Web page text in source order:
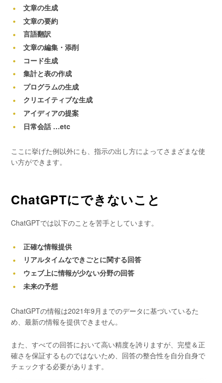
文章の生成
文章の要約
言語翻訳
文章の編集・添削
コード生成
集計と表の作成
プログラムの生成
クリエイティブな生成
アイディアの提案
日常会話 …etc
ここに挙げた例以外にも、指示の出し方によってさまざまな使
い方ができます。
ChatGPTにできないこと
ChatGPTでは以下のことを苦手としています。
正確な情報提供
リアルタイムなできごとに関する回答
ウェブ上に情報が少ない分野の回答
未来の予想
ChatGPTの情報は2021年9月までのデータに基づいているた
め、最新の情報を提供できません。
また、すべての回答において高い精度を誇りますが、完璧＆正
確さを保証するものではないため、回答の整合性を自分自身で
チェックする必要があります。